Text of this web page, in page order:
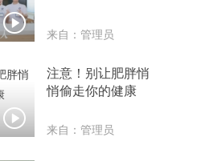
 来自：管理员

注意！别让肥胖悄
悄偷走你的健康
来自：管理员